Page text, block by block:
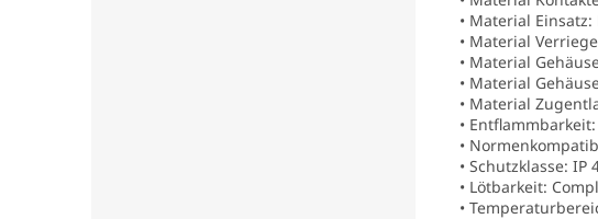
• Material Einsatz:
• Material
• Material
• Material
• Material
• Entflammbarkeit:
•
• Schutzklasse: IP
• Lötbarkeit:
•